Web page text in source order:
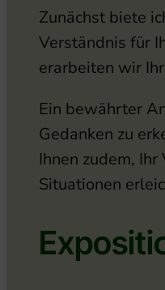
Zunächst biete
Verständnis für
erarbeiten wir
Ein bewährter
Gedanken zu
Ihnen zudem,
Situationen